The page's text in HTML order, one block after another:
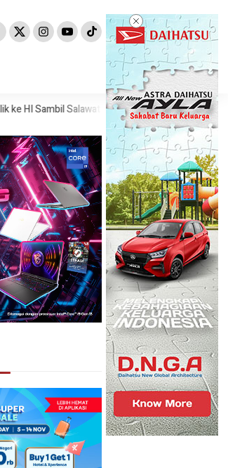
Prof Tjandra: Varian Omicron Mungkin